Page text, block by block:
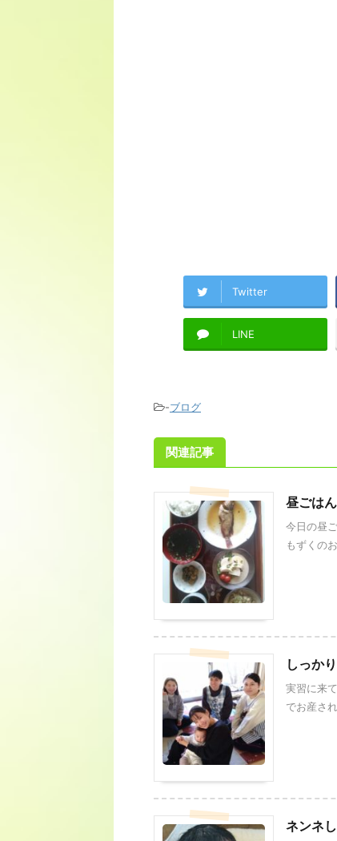
Twitter
LINE
-ブログ
関連記事
昼ごはん
今日の昼
もずくの
しっか
実習に来
でお産さ
ネンネ